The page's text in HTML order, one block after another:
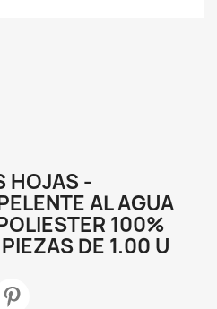
HOJAS -
AL AGUA
100%
DE 1.00 U